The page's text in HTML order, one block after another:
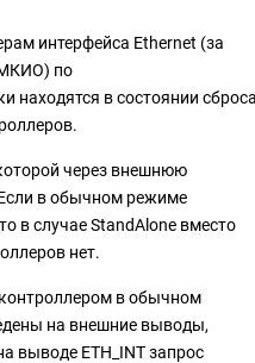
интерфейса Ethernet (за
по
находятся в состоянии сброса
через внешнюю
в обычном режиме
в случае StandAlone вместо
нет.
в обычном
на внешние выводы,
выводе ETH_INT запрос